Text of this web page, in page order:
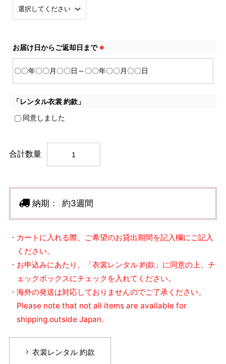
お届け日からご返却日まで ※
「レンタル衣裳 約款」
同意しました
合計数量
納期： 約3週間
・カートに入れる際、ご希望のお貸出期間を記入欄にご記入
ください。
・お申込みにあたり、「衣裳レンタル 約款」に同意の上、チ
ェックボックスにチェックを入れてください。
・海外の発送は対応しておりませんのでご了承ください。
Please note that not all items are available for
shipping outside Japan.
衣裳レンタル 約款